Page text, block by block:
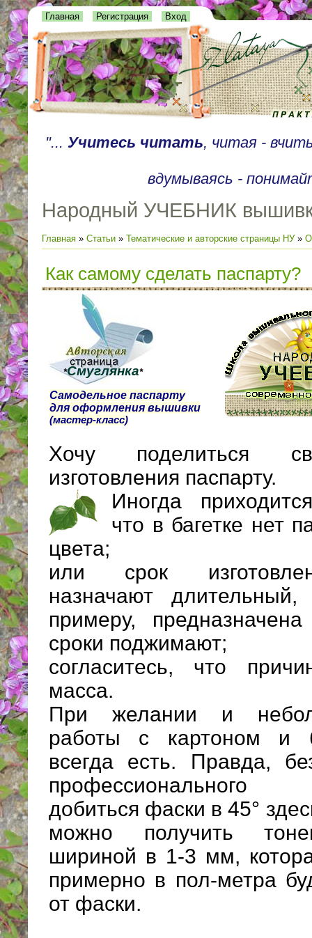
Главная Регистрация Вход
"... Учитесь читать, читая -
вдумываясь -
Народный УЧЕБНИК
Главная » Статьи » Тематические и авторские страницы НУ»
Как самому сделать паспарту?
*Смуглянка*
Самодельное паспарту
для оформления вышивки
(мастер-класс)
Хочу поделиться
изготовления паспарту.
Иногда
что в багетке нет
цвета;
или срок
назначают
примеру,
сроки поджимают;
согласитесь, что
масса.
При желании и
работы с картоном и
всегда есть. Правда,
профессионального
добиться фаски в 45°
можно получить
шириной в 1-3 мм,
примерно в пол-метра
от фаски.